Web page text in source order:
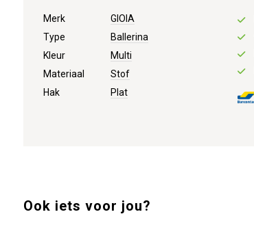
Merk
GIOIA
Type
Ballerina
Kleur
Multi
Materiaal
Stof
Hak
Plat
Ook iets voor jou?